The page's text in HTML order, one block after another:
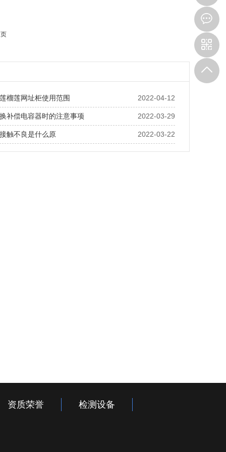
2022-04-12
榴莲网址柜使用范围
2022-03-29
补偿电容器时的注意事项
2022-03-22
触不良是什么原
资质荣誉 检测设备